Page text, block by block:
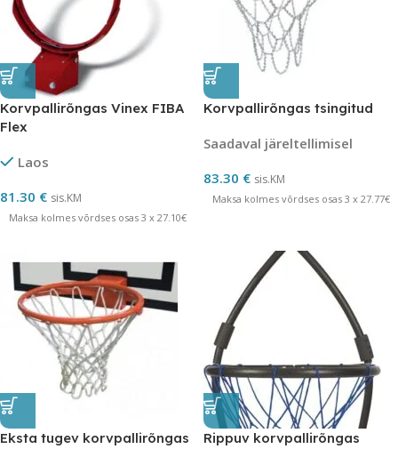
Korvpallirõngas Vinex FIBA
Flex
Laos
81.30 € sis.KM
Maksa kolmes võrdses osas 3 x 27.10€
Korvpallirõngas tsingitud
Saadaval järeltellimisel
83.30 € sis.KM
Maksa kolmes võrdses osas 3 x 27.77€
Eksta tugev korvpallirõngas Rippuv korvpallirõngas